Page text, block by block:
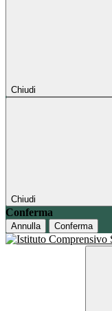
Chiudi
Chiudi
Conferma
Annulla Conferma